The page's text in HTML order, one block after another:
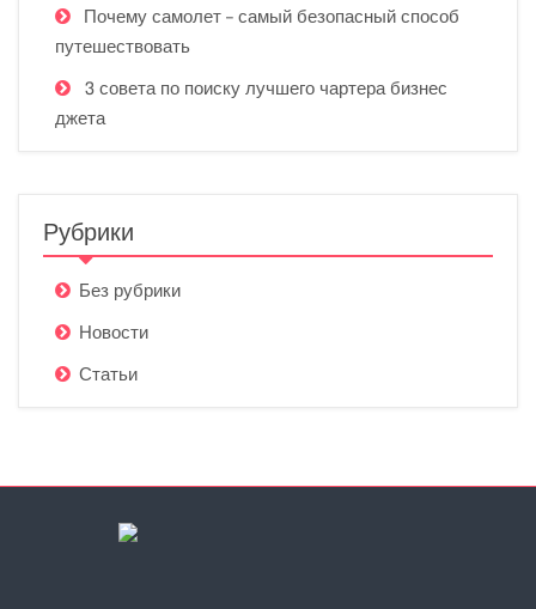
Почему самолет – самый безопасный способ
путешествовать
3 совета по поиску лучшего чартера бизнес
джета
Рубрики
Без рубрики
Новости
Статьи